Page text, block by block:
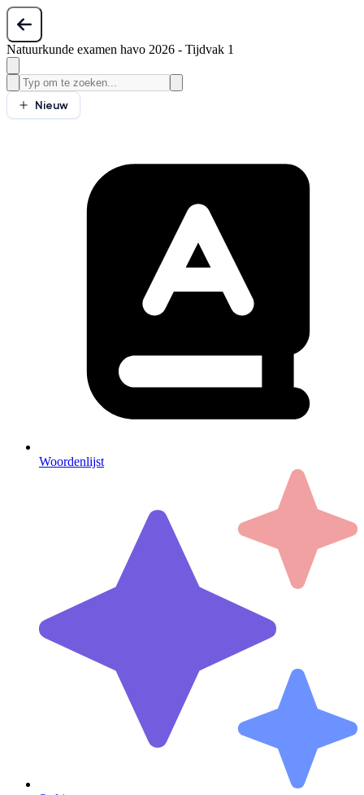
Natuurkunde examen havo 2026 - Tijdvak 1
Nieuw
Woordenlijst